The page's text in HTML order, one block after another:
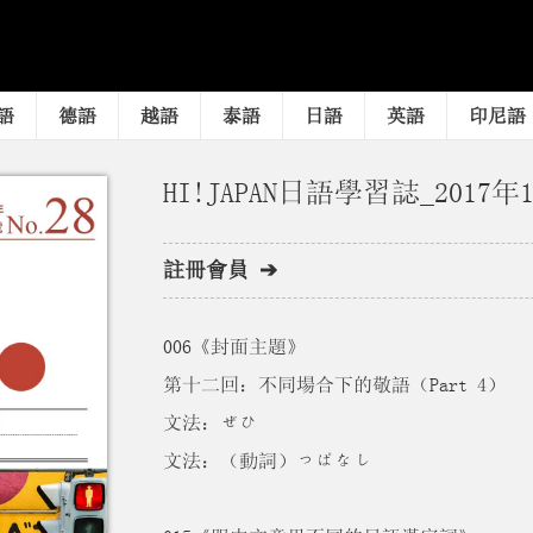
德語 越語 泰語 日語 英語 印尼語
HI!JAPAN日語學習誌_2017年
註冊會員 ➔
006《封面主題》
第十二回：不同場合下的敬語（Part 4）
文法：ぜひ
文法：（動詞）っぱなし